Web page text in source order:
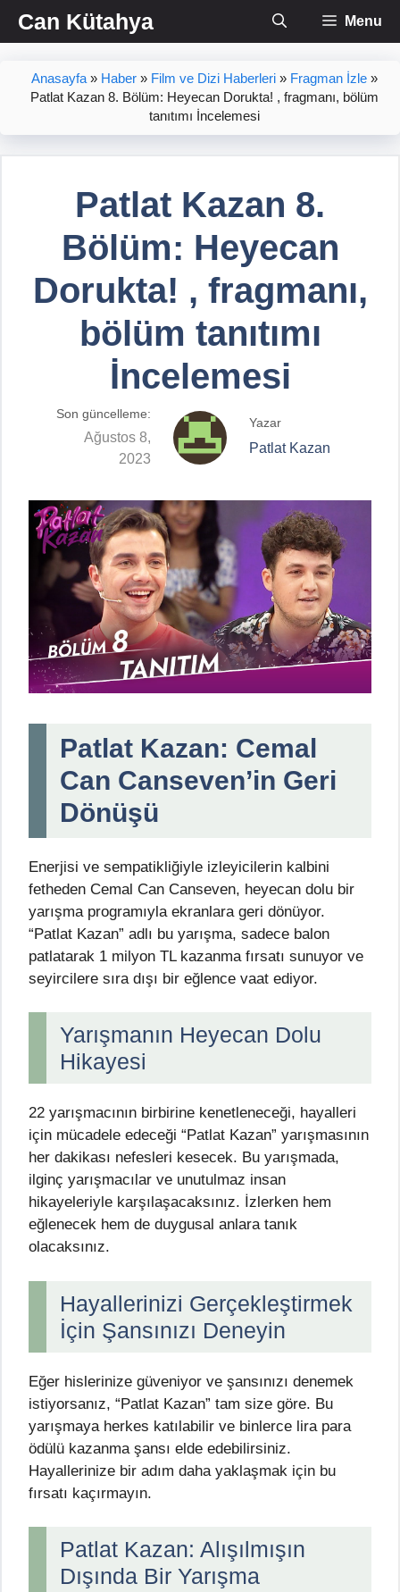
İçeriğe
atlaCan Kütahya Menu
Anasayfa » Haber » Film ve Dizi Haberleri » Fragman İzle »
Patlat Kazan 8. Bölüm: Heyecan Dorukta! , fragmanı, bölüm
tanıtımı İncelemesi
Patlat Kazan 8.
Bölüm: Heyecan
Dorukta! , fragmanı,
bölüm tanıtımı
İncelemesi
Son güncelleme:
Ağustos 8,
2023
Yazar
Patlat Kazan
Patlat Kazan: Cemal
Can Canseven’in Geri
Dönüşü
Enerjisi ve sempatikliğiyle izleyicilerin kalbini
fetheden Cemal Can Canseven, heyecan dolu bir
yarışma programıyla ekranlara geri dönüyor.
“Patlat Kazan” adlı bu yarışma, sadece balon
patlatarak 1 milyon TL kazanma fırsatı sunuyor ve
seyircilere sıra dışı bir eğlence vaat ediyor.
Yarışmanın Heyecan Dolu
Hikayesi
22 yarışmacının birbirine kenetleneceği, hayalleri
için mücadele edeceği “Patlat Kazan” yarışmasının
her dakikası nefesleri kesecek. Bu yarışmada,
ilginç yarışmacılar ve unutulmaz insan
hikayeleriyle karşılaşacaksınız. İzlerken hem
eğlenecek hem de duygusal anlara tanık
olacaksınız.
Hayallerinizi Gerçekleştirmek
İçin Şansınızı Deneyin
Eğer hislerinize güveniyor ve şansınızı denemek
istiyorsanız, “Patlat Kazan” tam size göre. Bu
yarışmaya herkes katılabilir ve binlerce lira para
ödülü kazanma şansı elde edebilirsiniz.
Hayallerinize bir adım daha yaklaşmak için bu
fırsatı kaçırmayın.
Patlat Kazan: Alışılmışın
Dışında Bir Yarışma